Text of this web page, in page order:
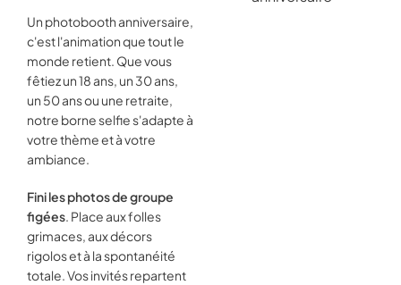
Un photobooth anniversaire,
c'est l'animation que tout le
monde retient. Que vous
fêtiez un 18 ans, un 30 ans,
un 50 ans ou une retraite,
notre borne selfie s'adapte à
votre thème et à votre
ambiance.
Fini les photos de groupe
figées. Place aux folles
grimaces, aux décors
rigolos et à la spontanéité
totale. Vos invités repartent